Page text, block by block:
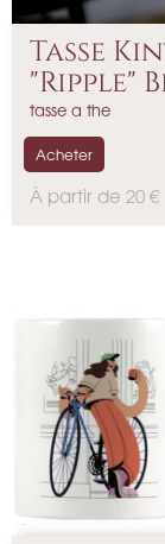
Tasse
"Ripple"
tasse a the
P
À partir de 20 €
Acheter